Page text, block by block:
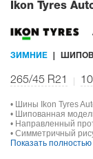
Ikon Tyres
ЗИМНИЕ
265/45 R21
• Шины Ikon Tyres
• Шипованная
• Направленный
• Симметричный
Показать полностью